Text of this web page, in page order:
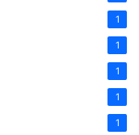
1
1
1
1
1